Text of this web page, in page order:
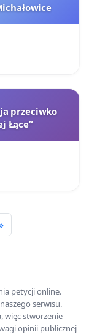
przeciwko
Łące”
petycji online.
serwisu.
więc stworzenie
opinii publicznej